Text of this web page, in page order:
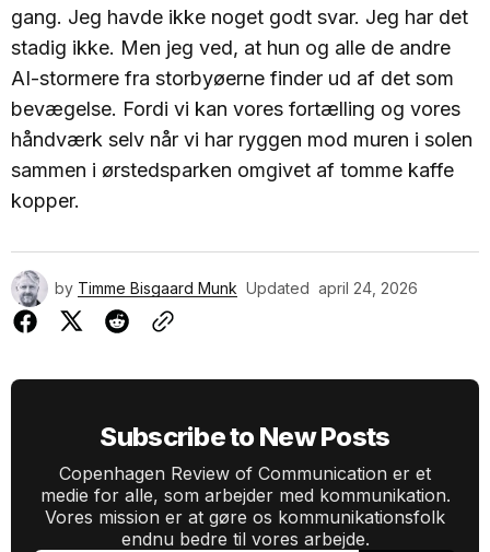
gang. Jeg havde ikke noget godt svar. Jeg har det
stadig ikke. Men jeg ved, at hun og alle de andre
AI-stormere fra storbyøerne finder ud af det som
bevægelse. Fordi vi kan vores fortælling og vores
håndværk selv når vi har ryggen mod muren i solen
sammen i ørstedsparken omgivet af tomme kaffe
kopper.
by Timme Bisgaard Munk Updated april 24, 2026
Subscribe to New Posts
Copenhagen Review of Communication er et
medie for alle, som arbejder med kommunikation.
Vores mission er at gøre os kommunikationsfolk
endnu bedre til vores arbejde.